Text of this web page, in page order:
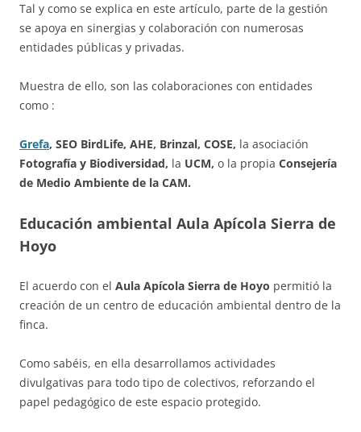
Tal y como se explica en este artículo, parte de la gestión
se apoya en sinergias y colaboración con numerosas
entidades públicas y privadas.
Muestra de ello, son las colaboraciones con entidades
como :
Grefa, SEO BirdLife, AHE, Brinzal, COSE, la asociación
Fotografía y Biodiversidad, la UCM, o la propia Consejería
de Medio Ambiente de la CAM.
Educación ambiental Aula Apícola Sierra de
Hoyo
El acuerdo con el Aula Apícola Sierra de Hoyo permitió la
creación de un centro de educación ambiental dentro de la
finca.
Como sabéis, en ella desarrollamos actividades
divulgativas para todo tipo de colectivos, reforzando el
papel pedagógico de este espacio protegido.